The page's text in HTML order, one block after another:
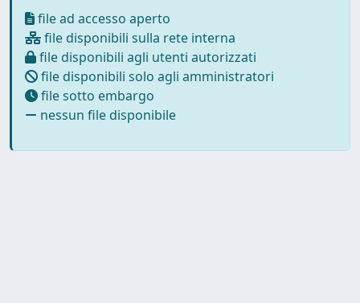
file ad accesso aperto
file disponibili sulla rete interna
file disponibili agli utenti autorizzati
file disponibili solo agli amministratori
file sotto embargo
nessun file disponibile